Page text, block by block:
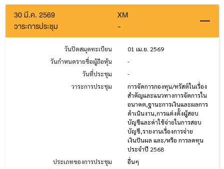
30 มี.ค. 2569
XM
วาระการประชุม
-
วันปิดสมุดทะเบียน
01 เม.ย. 2569
วันกำหนดรายชื่อผู้ถือหุ้น
-
วันที่ประชุม
-
วาระการประชุม
การจัดการกองทุน/ทรัสต์ในเรื่อง
สำคัญและแนวทางการจัดการใน
อนาคต,ฐานะการเงินและผลการ
ดำเนินงาน,การแต่งตั้งผู้สอบ
บัญชีและค่าใช้จ่ายในการสอบ
บัญชี,รายงานเรื่องการจ่าย
เงินปันผล และ/หรือ การลดทุน
ประจำปี 2568
ประเภทของการประชุม
อื่นๆ